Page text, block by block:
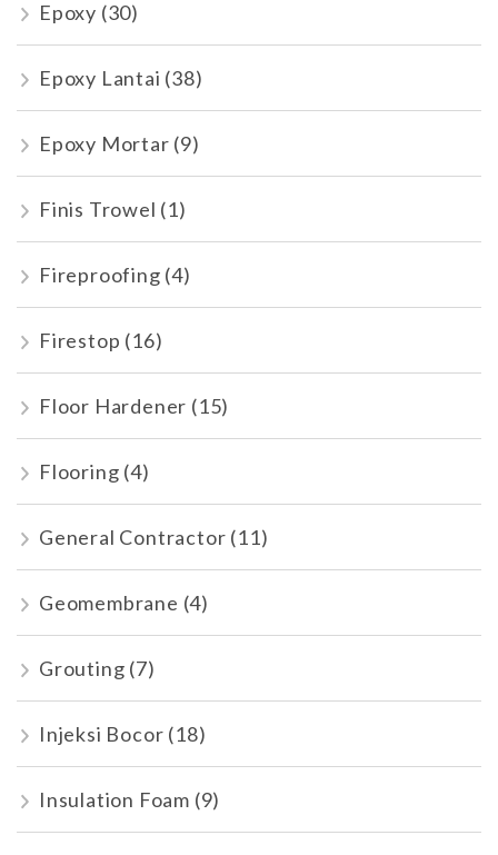
Epoxy (30)
Epoxy Lantai (38)
Epoxy Mortar (9)
Finis Trowel (1)
Fireproofing (4)
Firestop (16)
Floor Hardener (15)
Flooring (4)
General Contractor (11)
Geomembrane (4)
Grouting (7)
Injeksi Bocor (18)
Insulation Foam (9)